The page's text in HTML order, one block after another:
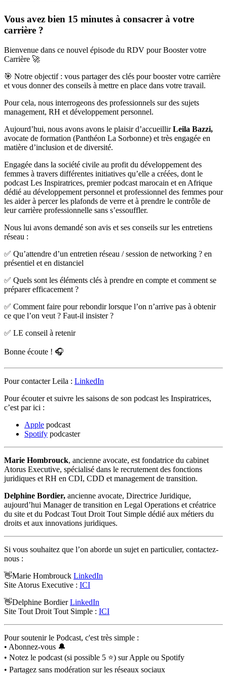
Vous avez bien 15 minutes à consacrer à votre
carrière ?
Bienvenue dans ce nouvel épisode du RDV pour Booster votre
Carrière 🚀
🎯 Notre objectif : vous partager des clés pour booster votre carrière
et vous donner des conseils à mettre en place dans votre travail.
Pour cela, nous interrogeons des professionnels sur des sujets
management, RH et développement personnel.
Aujourd’hui, nous avons avons le plaisir d’accueillirLeila Bazzi,
avocate de formation (Panthéon La Sorbonne) et très engagée en
matière d’inclusion et de diversité.
Engagée dans la société civile au profit du développement des
femmes à travers différentes initiatives qu’elle a créées, dont le
podcast Les Inspiratrices, premier podcast marocain et en Afrique
dédié au développement personnel et professionnel des femmes pour
les aider à percer les plafonds de verre et à prendre le contrôle de
leur carrière professionnelle sans s’essouffler.
Nous lui avons demandé son avis et ses conseils sur les entretiens
réseau :
✅ Qu’attendre d’un entretien réseau / session de networking ? en
présentiel et en distanciel
✅ Quels sont les éléments clés à prendre en compte et comment se
préparer efficacement ?
✅ Comment faire pour rebondir lorsque l’on n’arrive pas à obtenir
ce que l’on veut ? Faut-il insister ?
✅ LE conseil à retenir
Bonne écoute ! 🎧
Pour contacter Leila : LinkedIn
Pour écouter et suivre les saisons de son podcast les Inspiratrices,
c’est par ici :
Apple podcast
Spotify podcaster
Marie Hombrouck, ancienne avocate, est fondatrice du cabinet
Atorus Executive, spécialisé dans le recrutement des fonctions
juridiques et RH en CDI, CDD et management de transition.
Delphine Bordier, ancienne avocate, Directrice Juridique,
aujourd’hui Manager de transition en Legal Operations et créatrice
du site et du Podcast Tout Droit Tout Simple dédié aux métiers du
droits et aux innovations juridiques.
Si vous souhaitez que l’on aborde un sujet en particulier, contactez-
nous :
👋Marie Hombrouck LinkedIn
Site Atorus Executive : ICI
👋Delphine BordierLinkedIn
Site Tout Droit Tout Simple : ICI
Pour soutenir le Podcast, c'est très simple :
• Abonnez-vous 🔔
• Notez le podcast (si possible 5 ⭐️) sur Apple ou Spotify
• Partagez sans modération sur les réseaux sociaux